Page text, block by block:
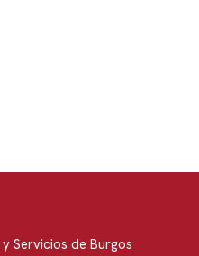
Servicios de Burgos